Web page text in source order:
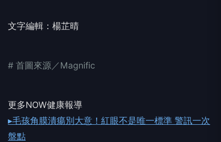
文字編輯：楊芷晴
# 首圖來源／Magnific
更多NOW健康報導
▸毛孩角膜潰瘍別大意！紅眼不是唯一標準 警訊一次
盤點